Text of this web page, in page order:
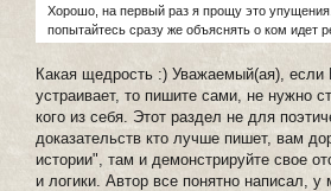
Хорошо, на первый раз я прощу это
попытайтесь сразу же объяснять о ком идет
Какая щедрость :) Уважаемый(ая), если
устраивает, то пишите сами, не нужно
кого из себя. Этот раздел не для
доказательств кто лучше пишет, вам
истории", там и демонстрируйте свое
и логики. Автор все понятно написал, у